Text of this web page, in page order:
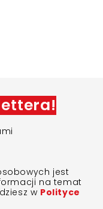
jest
na temat
w Polityce